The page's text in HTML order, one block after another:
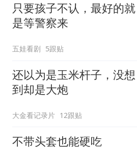
只要孩子不认，最好的就
是等警察来
五娃看剧 5跟贴
还以为是玉米杆子，没想
到却是大炮
大金看记录片 12跟贴
不带头套也能硬吃